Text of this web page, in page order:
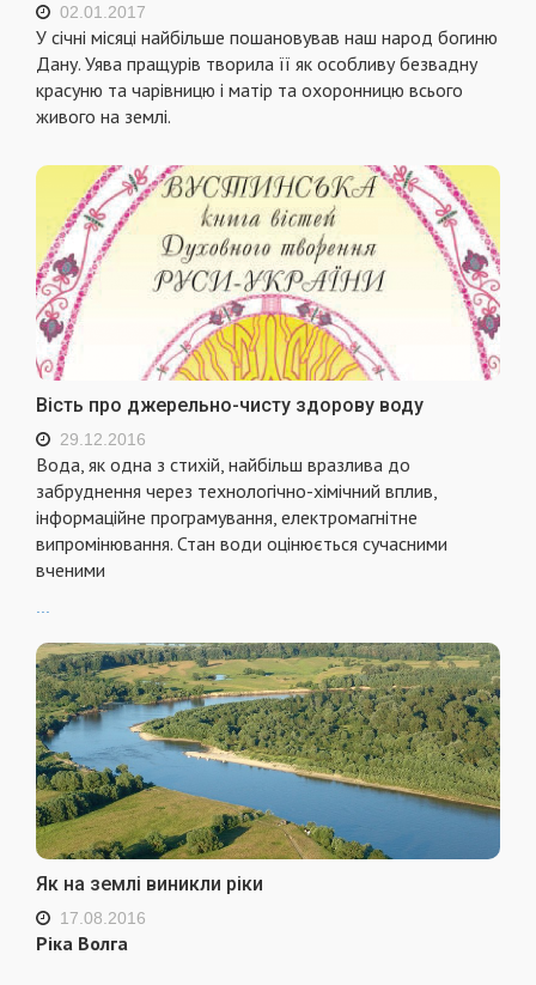
02.01.2017
У січні місяці найбільше пошановував наш народ богиню
Дану. Уява пращурів творила її як особливу безвадну
красуню та чарівницю і матір та охоронницю всього
живого на землі.
Вість про джерельно-чисту здорову воду
29.12.2016
Вода, як одна з стихій, найбільш вразлива до
забруднення через технологічно-хімічний вплив,
інформаційне програмування, електро­магнітне
випромінювання. Стан води оцінюється сучасними
вченими
Як на землі виникли ріки
17.08.2016
Ріка Волга